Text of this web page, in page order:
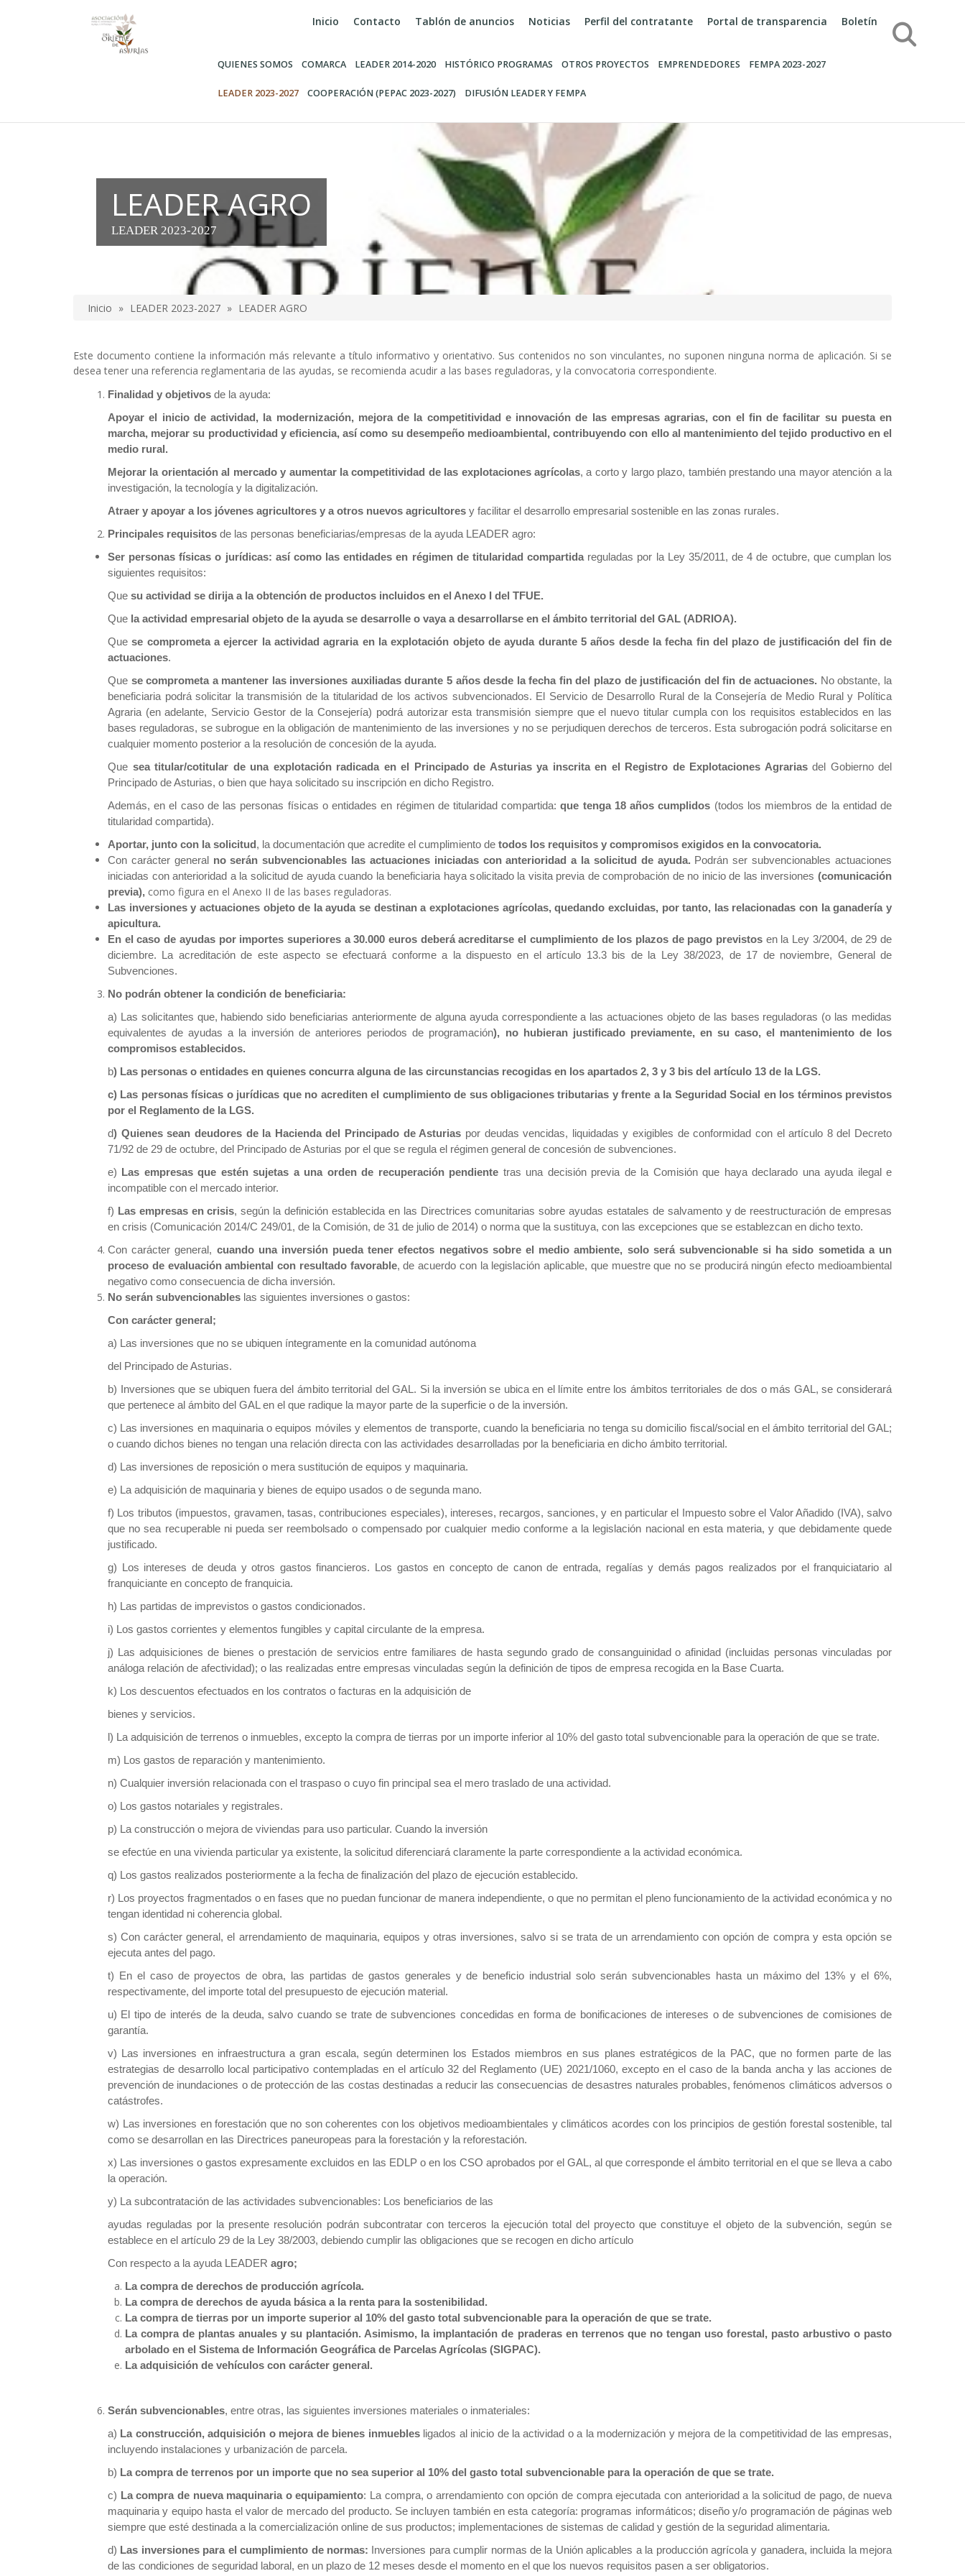
Inicio Contacto Tablón de anuncios Noticias Perfil del contratante Portal de transparencia Boletín
QUIENES SOMOS COMARCA LEADER 2014-2020 HISTÓRICO PROGRAMAS OTROS PROYECTOS EMPRENDEDORES FEMPA 2023-2027
LEADER 2023-2027 COOPERACIÓN (PEPAC 2023-2027) DIFUSIÓN LEADER Y FEMPA
Búsqueda
LEADER AGRO
LEADER 2023-2027
enlaces
de
ayuda
navegación
Inicio LEADER 2023-2027 LEADER AGRO
Este documento contiene la información más relevante a título informativo y orientativo. Sus contenidos no son vinculantes, no suponen ninguna norma de aplicación. Si se
desea tener una referencia reglamentaria de las ayudas, se recomienda acudir a las bases reguladoras, y la convocatoria correspondiente.
Finalidad y objetivos de la ayuda:
Apoyar el inicio de actividad, la modernización, mejora de la competitividad e innovación de las empresas agrarias, con el fin de facilitar su puesta en
marcha, mejorar su productividad y eficiencia, así como su desempeño medioambiental, contribuyendo con ello al mantenimiento del tejido productivo en el
medio rural.
Mejorar la orientación al mercado y aumentar la competitividad de las explotaciones agrícolas, a corto y largo plazo, también prestando una mayor atención a la
investigación, la tecnología y la digitalización.
Atraer y apoyar a los jóvenes agricultores y a otros nuevos agricultores y facilitar el desarrollo empresarial sostenible en las zonas rurales.
Principales requisitos de las personas beneficiarias/empresas de la ayuda LEADER agro:
Ser personas físicas o jurídicas: así como las entidades en régimen de titularidad compartida reguladas por la Ley 35/2011, de 4 de octubre, que cumplan los
siguientes requisitos:
Que su actividad se dirija a la obtención de productos incluidos en el Anexo I del TFUE.
Que la actividad empresarial objeto de la ayuda se desarrolle o vaya a desarrollarse en el ámbito territorial del GAL (ADRIOA).
Quese comprometa a ejercer la actividad agraria en la explotación objeto de ayuda durante 5 años desde la fecha fin del plazo de justificación del fin de
actuaciones.
Que se comprometa a mantener las inversiones auxiliadas durante 5 años desde la fecha fin del plazo de justificación del fin de actuaciones. No obstante, la
beneficiaria podrá solicitar la transmisión de la titularidad de los activos subvencionados. El Servicio de Desarrollo Rural de la Consejería de Medio Rural y Política
Agraria (en adelante, Servicio Gestor de la Consejería) podrá autorizar esta transmisión siempre que el nuevo titular cumpla con los requisitos establecidos en las
bases reguladoras, se subrogue en la obligación de mantenimiento de las inversiones y no se perjudiquen derechos de terceros. Esta subrogación podrá solicitarse en
cualquier momento posterior a la resolución de concesión de la ayuda.
Que sea titular/cotitular de una explotación radicada en el Principado de Asturias ya inscrita en el Registro de Explotaciones Agrarias del Gobierno del
Principado de Asturias, o bien que haya solicitado su inscripción en dicho Registro.
Además, en el caso de las personas físicas o entidades en régimen de titularidad compartida:que tenga 18 años cumplidos (todos los miembros de la entidad de
titularidad compartida).
Aportar, junto con la solicitud , la documentación que acredite el cumplimiento de todos los requisitos y compromisos exigidos en la convocatoria.
Con carácter general no serán subvencionables las actuaciones iniciadas con anterioridad a la solicitud de ayuda. Podrán ser subvencionables actuaciones
iniciadas con anterioridad a la solicitud de ayuda cuando la beneficiaria haya solicitado la visita previa de comprobación de no inicio de las inversiones (comunicación
previa), como figura en el Anexo II de las bases reguladoras.
Las inversiones y actuaciones objeto de la ayuda se destinan a explotaciones agrícolas, quedando excluidas, por tanto, las relacionadas con la ganadería y
apicultura.
En el caso de ayudas por importes superiores a 30.000 euros deberá acreditarse el cumplimiento de los plazos de pago previstos en la Ley 3/2004, de 29 de
diciembre. La acreditación de este aspecto se efectuará conforme a la dispuesto en el artículo 13.3 bis de la Ley 38/2023, de 17 de noviembre, General de
Subvenciones.
No podrán obtener la condición de beneficiaria:
a) Las solicitantes que, habiendo sido beneficiarias anteriormente de alguna ayuda correspondiente a las actuaciones objeto de las bases reguladoras (o las medidas
equivalentes de ayudas a la inversión de anteriores periodos de programación), no hubieran justificado previamente, en su caso, el mantenimiento de los
compromisos establecidos.
b) Las personas o entidades en quienes concurra alguna de las circunstancias recogidas en los apartados 2, 3 y 3 bis del artículo 13 de la LGS.
c) Las personas físicas o jurídicas que no acrediten el cumplimiento de sus obligaciones tributarias y frente a la Seguridad Social en los términos previstos
por el Reglamento de la LGS.
d) Quienes sean deudores de la Hacienda del Principado de Asturias por deudas vencidas, liquidadas y exigibles de conformidad con el artículo 8 del Decreto
71/92 de 29 de octubre, del Principado de Asturias por el que se regula el régimen general de concesión de subvenciones.
e)
Las empresas que estén sujetas a una orden de recuperación pendiente tras una decisión previa de la Comisión que haya declarado una ayuda ilegal e
incompatible con el mercado interior.
f) Las empresas en crisis, según la definición establecida en las Directrices comunitarias sobre ayudas estatales de salvamento y de reestructuración de empresas
en crisis (Comunicación 2014/C 249/01, de la Comisión, de 31 de julio de 2014) o norma que la sustituya, con las excepciones que se establezcan en dicho texto.
Con carácter general, cuando una inversión pueda tener efectos negativos sobre el medio ambiente, solo será subvencionable si ha sido sometida a un
proceso de evaluación ambiental con resultado favorable, de acuerdo con la legislación aplicable, que muestre que no se producirá ningún efecto medioambiental
negativo como consecuencia de dicha inversión.
No serán subvencionables las siguientes inversiones o gastos:
Con carácter general;
a) Las inversiones que no se ubiquen íntegramente en la comunidad autónoma
del Principado de Asturias.
b) Inversiones que se ubiquen fuera del ámbito territorial del GAL. Si la inversión se ubica en el límite entre los ámbitos territoriales de dos o más GAL, se considerará
que pertenece al ámbito del GAL en el que radique la mayor parte de la superficie o de la inversión.
c) Las inversiones en maquinaria o equipos móviles y elementos de transporte, cuando la beneficiaria no tenga su domicilio fiscal/social en el ámbito territorial del GAL;
o cuando dichos bienes no tengan una relación directa con las actividades desarrolladas por la beneficiaria en dicho ámbito territorial.
d) Las inversiones de reposición o mera sustitución de equipos y maquinaria.
e) La adquisición de maquinaria y bienes de equipo usados o de segunda mano.
f) Los tributos (impuestos, gravamen, tasas, contribuciones especiales), intereses, recargos, sanciones, y en particular el Impuesto sobre el Valor Añadido (IVA), salvo
que no sea recuperable ni pueda ser reembolsado o compensado por cualquier medio conforme a la legislación nacional en esta materia, y que debidamente quede
justificado.
g) Los intereses de deuda y otros gastos financieros. Los gastos en concepto de canon de entrada, regalías y demás pagos realizados por el franquiciatario al
franquiciante en concepto de franquicia.
h) Las partidas de imprevistos o gastos condicionados.
i) Los gastos corrientes y elementos fungibles y capital circulante de la empresa.
j) Las adquisiciones de bienes o prestación de servicios entre familiares de hasta segundo grado de consanguinidad o afinidad (incluidas personas vinculadas por
análoga relación de afectividad); o las realizadas entre empresas vinculadas según la definición de tipos de empresa recogida en la Base Cuarta.
k) Los descuentos efectuados en los contratos o facturas en la adquisición de
bienes y servicios.
l) La adquisición de terrenos o inmuebles, excepto la compra de tierras por un importe inferior al 10% del gasto total subvencionable para la operación de que se trate.
m) Los gastos de reparación y mantenimiento.
n) Cualquier inversión relacionada con el traspaso o cuyo fin principal sea el mero traslado de una actividad.
o) Los gastos notariales y registrales.
p) La construcción o mejora de viviendas para uso particular. Cuando la inversión
se efectúe en una vivienda particular ya existente, la solicitud diferenciará claramente la parte correspondiente a la actividad económica.
q) Los gastos realizados posteriormente a la fecha de finalización del plazo de ejecución establecido.
r) Los proyectos fragmentados o en fases que no puedan funcionar de manera independiente, o que no permitan el pleno funcionamiento de la actividad económica y no
tengan identidad ni coherencia global.
s) Con carácter general, el arrendamiento de maquinaria, equipos y otras inversiones, salvo si se trata de un arrendamiento con opción de compra y esta opción se
ejecuta antes del pago.
t) En el caso de proyectos de obra, las partidas de gastos generales y de beneficio industrial solo serán subvencionables hasta un máximo del 13% y el 6%,
respectivamente, del importe total del presupuesto de ejecución material.
u) El tipo de interés de la deuda, salvo cuando se trate de subvenciones concedidas en forma de bonificaciones de intereses o de subvenciones de comisiones de
garantía.
v) Las inversiones en infraestructura a gran escala, según determinen los Estados miembros en sus planes estratégicos de la PAC, que no formen parte de las
estrategias de desarrollo local participativo contempladas en el artículo 32 del Reglamento (UE) 2021/1060, excepto en el caso de la banda ancha y las acciones de
prevención de inundaciones o de protección de las costas destinadas a reducir las consecuencias de desastres naturales probables, fenómenos climáticos adversos o
catástrofes.
w) Las inversiones en forestación que no son coherentes con los objetivos medioambientales y climáticos acordes con los principios de gestión forestal sostenible, tal
como se desarrollan en las Directrices paneuropeas para la forestación y la reforestación.
x) Las inversiones o gastos expresamente excluidos en las EDLP o en los CSO aprobados por el GAL, al que corresponde el ámbito territorial en el que se lleva a cabo
la operación.
y) La subcontratación de las actividades subvencionables: Los beneficiarios de las
ayudas reguladas por la presente resolución podrán subcontratar con terceros la ejecución total del proyecto que constituye el objeto de la subvención, según se
establece en el artículo 29 de la Ley 38/2003, debiendo cumplir las obligaciones que se recogen en dicho artículo
Con respecto a la ayuda LEADER agro;
La compra de derechos de producción agrícola.
La compra de derechos de ayuda básica a la renta para la sostenibilidad.
La compra de tierras por un importe superior al 10% del gasto total subvencionable para la operación de que se trate.
La compra de plantas anuales y su plantación. Asimismo, la implantación de praderas en terrenos que no tengan uso forestal, pasto arbustivo o pasto
arbolado en el Sistema de Información Geográfica de Parcelas Agrícolas (SIGPAC).
La adquisición de vehículos con carácter general.
Serán subvencionables, entre otras, las siguientes inversiones materiales o inmateriales:
a) La construcción, adquisición o mejora de bienes inmueblesligados al inicio de la actividad o a la modernización y mejora de la competitividad de las empresas,
incluyendo instalaciones y urbanización de parcela.
b) La compra de terrenos por un importe que no sea superior al 10% del gasto total subvencionable para la operación de que se trate.
c) La compra de nueva maquinaria o equipamiento: La compra, o arrendamiento con opción de compra ejecutada con anterioridad a la solicitud de pago, de nueva
maquinaria y equipo hasta el valor de mercado del producto. Se incluyen también en esta categoría: programas informáticos; diseño y/o programación de páginas web
siempre que esté destinada a la comercialización online de sus productos; implementaciones de sistemas de calidad y gestión de la seguridad alimentaria.
d) Las inversiones para el cumplimiento de normas: Inversiones para cumplir normas de la Unión aplicables a la producción agrícola y ganadera, incluida la mejora
de las condiciones de seguridad laboral, en un plazo de 12 meses desde el momento en el que los nuevos requisitos pasen a ser obligatorios.